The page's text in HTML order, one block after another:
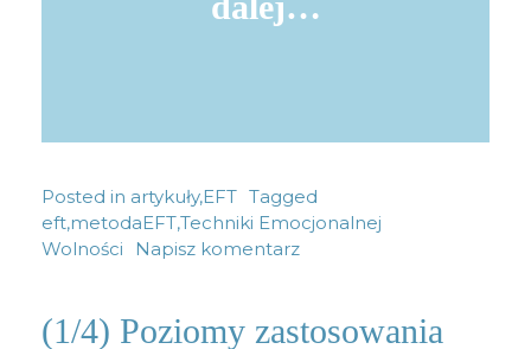
Posted in artykuły,EFT Tagged
eft,metodaEFT,Techniki Emocjonalnej
Wolności
Napisz komentarz
(1/4) Poziomy zastosowania